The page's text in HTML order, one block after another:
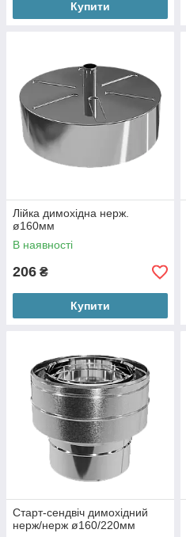
Купити
Лійка димохідна нерж.
ø160мм
В наявності
206 ₴
Купити
Старт-сендвіч димохідний
нерж/нерж ø160/220мм